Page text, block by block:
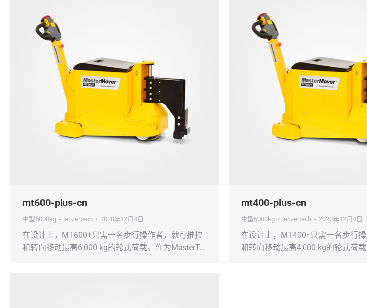
mt600-plus-cn
中型6000kg lenzertech 2020年12月4日
在设计上，MT600+只需一名步行操作者，就可推拉
和转向移动最高6,000 kg的轮式荷载。作为MasterT…
mt400-plus-cn
中型6000kg lenzertech 2020年12月4日
在设计上，MT400+只需一名步行
和转向移动最高4,000 kg的轮式荷